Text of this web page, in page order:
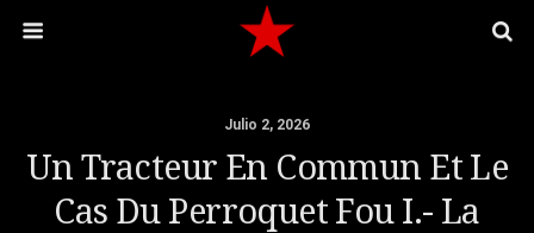
Julio 2, 2026
Un Tracteur En Commun Et Le
Cas Du Perroquet Fou I.- La